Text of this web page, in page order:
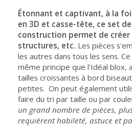
Étonnant et captivant, à la
en 3D et casse-tête, ce set de
construction permet de créer
structures, etc. Les pièces
les autres dans tous les sens.
même principe que l'Idéal blox,
tailles croissantes à bord
petites. On peut également
faire du tri par taille ou par
un grand nombre de pièces,
requièrent habileté, astuce et